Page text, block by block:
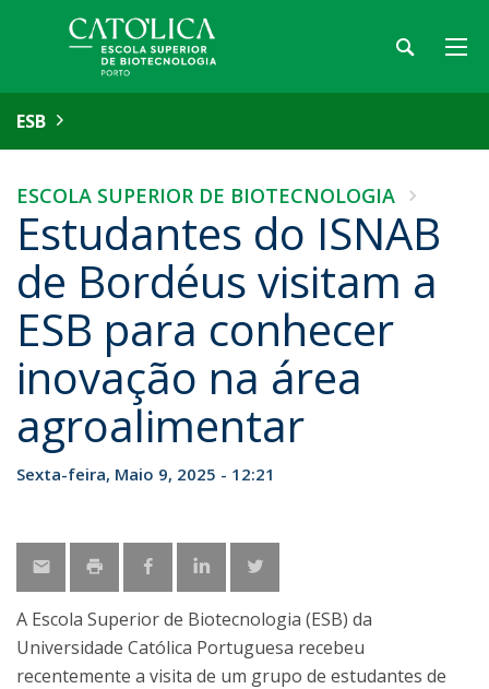
ESB
ESCOLA SUPERIOR DE BIOTECNOLOGIA
Estudantes do ISNAB
de Bordéus visitam a
ESB para conhecer
inovação na área
agroalimentar
Sexta-feira, Maio 9, 2025 - 12:21
A Escola Superior de Biotecnologia (ESB) da
Universidade Católica Portuguesa recebeu
recentemente a visita de um grupo de estudantes de